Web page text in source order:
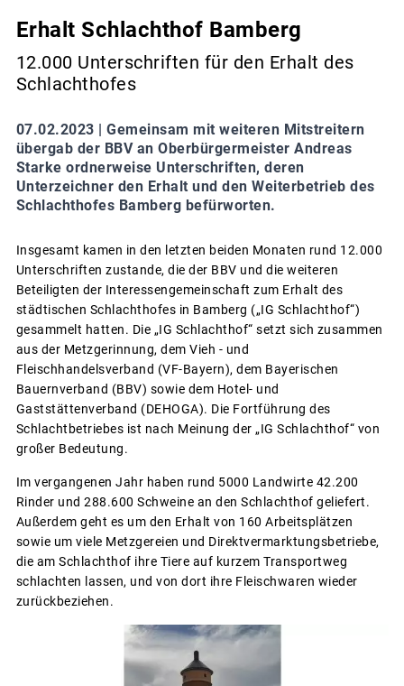
Erhalt Schlachthof Bamberg
12.000 Unterschriften für den Erhalt des
Schlachthofes
07.02.2023 | Gemeinsam mit weiteren Mitstreitern
übergab der BBV an Oberbürgermeister Andreas
Starke ordnerweise Unterschriften, deren
Unterzeichner den Erhalt und den Weiterbetrieb des
Schlachthofes Bamberg befürworten.
Insgesamt kamen in den letzten beiden Monaten rund 12.000
Unterschriften zustande, die der BBV und die weiteren
Beteiligten der Interessengemeinschaft zum Erhalt des
städtischen Schlachthofes in Bamberg („IG Schlachthof“)
gesammelt hatten. Die „IG Schlachthof“ setzt sich zusammen
aus der Metzgerinnung, dem Vieh - und
Fleischhandelsverband (VF-Bayern), dem Bayerischen
Bauernverband (BBV) sowie dem Hotel- und
Gaststättenverband (DEHOGA). Die Fortführung des
Schlachtbetriebes ist nach Meinung der „IG Schlachthof“ von
großer Bedeutung.
Im vergangenen Jahr haben rund 5000 Landwirte 42.200
Rinder und 288.600 Schweine an den Schlachthof geliefert.
Außerdem geht es um den Erhalt von 160 Arbeitsplätzen
sowie um viele Metzgereien und Direktvermarktungsbetriebe,
die am Schlachthof ihre Tiere auf kurzem Transportweg
schlachten lassen, und von dort ihre Fleischwaren wieder
zurückbeziehen.